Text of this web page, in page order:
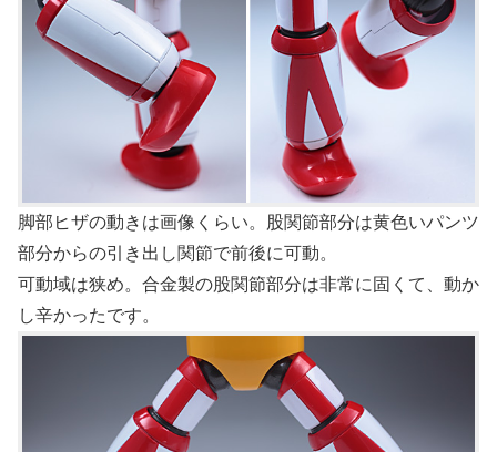
脚部ヒザの動きは画像くらい。股関節部分は黄色いパンツ
部分からの引き出し関節で前後に可動。
可動域は狭め。合金製の股関節部分は非常に固くて、動か
し辛かったです。